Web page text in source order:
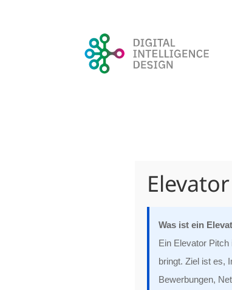
Was ist ein
Ein Elevator
bringt. Ziel ist es,
Bewerbungen,